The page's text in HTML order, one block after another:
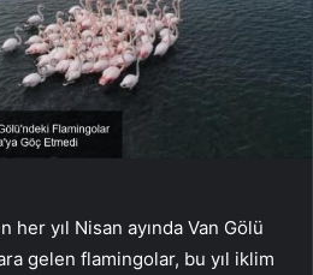
her yıl Nisan ayında Van Gölü
gelen flamingolar, bu yıl iklim